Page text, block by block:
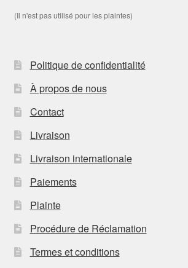
(Il n'est pas utilisé pour les plaintes)
Politique de confidentialité
À propos de nous
Contact
Livraison
Livraison internationale
Paiements
Plainte
Procédure de Réclamation
Termes et conditions